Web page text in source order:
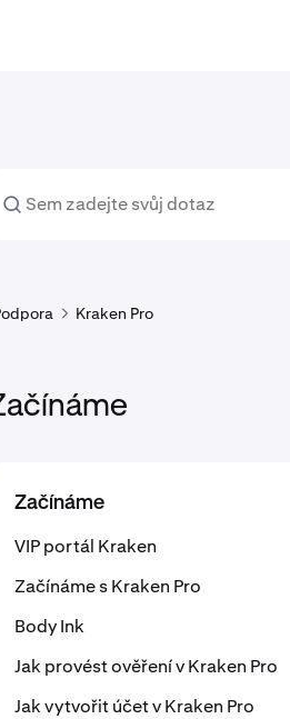
Kraken Pro
Začínáme
VIP portál Kraken
Začínáme s Kraken Pro
Body Ink
Jak provést ověření v Kraken Pro
Jak vytvořit účet v Kraken Pro